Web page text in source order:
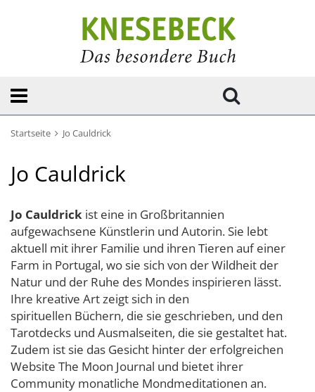
Startseite Jo Cauldrick
Jo Cauldrick
Jo Cauldrick ist eine in Großbritannien
aufgewachsene Künstlerin und Autorin. Sie lebt
aktuell mit ihrer Familie und ihren Tieren auf einer
Farm in Portugal, wo sie sich von der Wildheit der
Natur und der Ruhe des Mondes inspirieren lässt.
Ihre kreative Art zeigt sich in den
spirituellen Büchern, die sie geschrieben, und den
Tarotdecks und Ausmalseiten, die sie gestaltet hat.
Zudem ist sie das Gesicht hinter der erfolgreichen
Website The Moon Journal und bietet ihrer
Community monatliche Mondmeditationen an.